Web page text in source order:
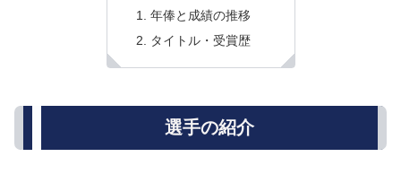
年俸と成績の推移
タイトル・受賞歴
選手の紹介